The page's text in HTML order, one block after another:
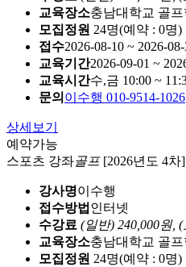
교육장소충남대학교 골
모집정원 24명(예약 : 0명)
접수2026-08-10 ~ 2026-08-
교육기간2026-09-01 ~
교육시간수,금 10:00 ~
문의 이수행 010-9514-1026
상세보기
예약가능
스포츠 강좌골프[2026년도 4차
강사명이수행
접수방법 인터넷
수강료 (일반) 240,000원, (
교육장소충남대학교 골
모집정원 24명(예약 : 0명)